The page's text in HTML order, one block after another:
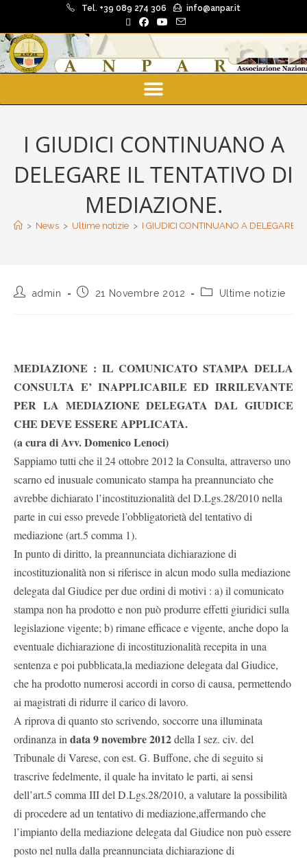
Tel. +39 089 274 306 info@anpar.it
I GIUDICI CONTINUANO A
DELEGARE IL TENTATIVO DI
MEDIAZIONE.
> News > Ultime notizie > I GIUDICI CONTINUANO A DELEGARE
admin 21 Novembre 2012 Ultime notizie
MEDIAZIONE : IL COMUNICATO STAMPA DELLA
CONSULTA E’ INAPPLICABILE ED IRRILEVANTE
PER LA MEDIAZIONE DELEGATA DAL GIUDICE
CHE DEVE ESSERE APPLICATA.
(a cura diAvv. Domenico Lenoci)
Sappiamo tutti che il 24 ottobre 2012 la Consulta, attraverso uno
scarno ed inusuale comunicato stampa ha preannunciato che
avrebbe dichiarato l’incostituzionalità del D.Lgs.28/2010 nella
parte in cui esso prevede l’obbligatorietà del tentativo di
mediazione (art.5 comma 1).
In punto di diritto, la preannunciata dichiarazione di
incostituzionalità non si riferisce in alcun modo sulla mediazione
delegata dal Giudice per due ordini di motivi : a) il comunicato
stampa non ha prodotto e non può produrre effetti giuridici sulla
legislazione vigente; b) rimane efficace e vigente, anche dopo la
eventuale dichiarazione di incostituzionalità recepita in una
sentenza e poi pubblicata,la mediazione delegata dal Giudice,
che ha prodotto numerosi accordi in corso di causa, permettendo
ai magistrati di ridurre il carico di lavoro.
A riprova di quanto sto scrivendo, soccorre una illuminata
ordinanza in data 9 novembre 2012della I sez. civ. del
Tribunale di Varese, con est. G. Buffone, che di seguito si
trascrive fedelmente, il quale ha invitato le parti, ai sensi
dell’art.5 comma III del D.Lgs.28/2010, a valutare la possibilità
di procedere ad un tentativo di mediazione,affermando che
l’impianto della mediazione delegata dal Giudice non può essere
posto nel nulla dalla preannunciata dichiarazione di